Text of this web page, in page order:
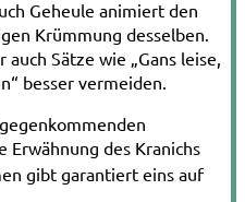
Geheule animiert den
Krümmung desselben.
Sätze wie „ Gans leise,
“ besser vermeiden.
Erwähnung des Kranichs
gibt garantiert eins auf